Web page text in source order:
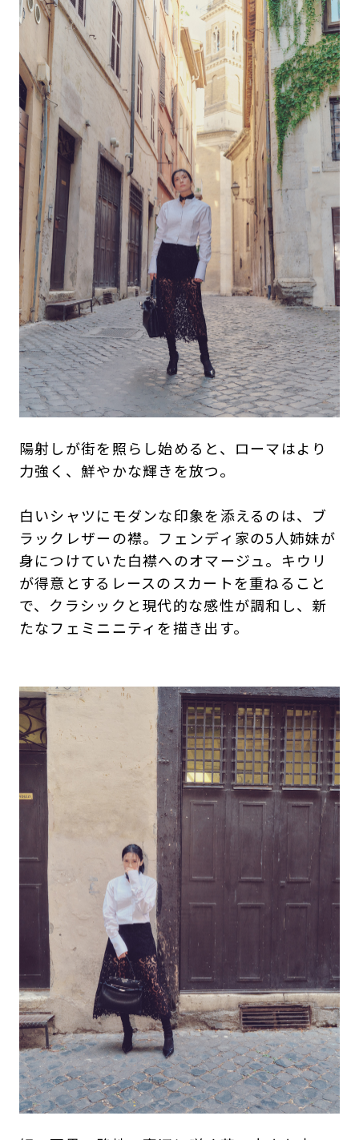
陽射しが街を照らし始めると、ローマはより
力強く、鮮やかな輝きを放つ。
白いシャツにモダンな印象を添えるのは、ブ
ラックレザーの襟。フェンディ家の5人姉妹が
身につけていた白襟へのオマージュ。キウリ
が得意とするレースのスカートを重ねること
で、クラシックと現代的な感性が調和し、新
たなフェミニニティを描き出す。